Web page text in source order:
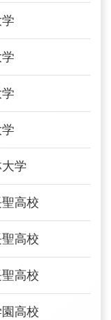
学
高校
高校
高校
高校